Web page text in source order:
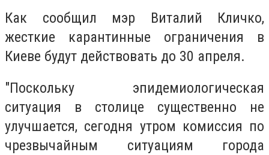
Как сообщил мэр Виталий Кличко,
жесткие карантинные ограничения в
Киеве будут действовать до 30 апреля.
"Поскольку эпидемиологическая
ситуация в столице существенно не
улучшается, сегодня утром комиссия по
чрезвычайным ситуациям города